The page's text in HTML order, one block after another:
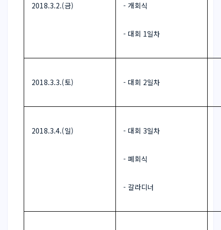
2018.3.2.(금) - 개회식
- 대회 1일차
2018.3.3.(토) - 대회 2일차
2018.3.4.(일) - 대회 3일차
- 폐회식
- 갈라디너